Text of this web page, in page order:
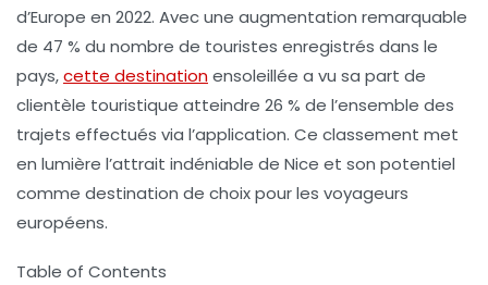
d’Europe en 2022. Avec une augmentation remarquable
de 47 % du nombre de touristes enregistrés dans le
pays,cette destinationensoleillée a vu sa part de
clientèle touristique atteindre 26 % de l’ensemble des
trajets effectués via l’application. Ce classement met
en lumière l’attrait indéniable de Nice et son potentiel
comme destination de choix pour les voyageurs
européens.
Table of Contents